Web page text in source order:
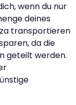
wenn du nur
deines
transportieren
da die
geteilt werden.